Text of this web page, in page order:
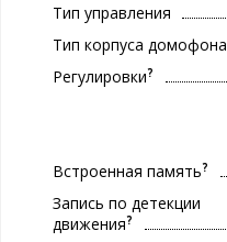
Тип управления
Тип корпуса домофона
Регулировки?
Встроенная память?
Запись по детекции
движения?